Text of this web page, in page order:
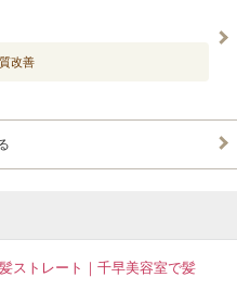
改善
ストレート｜千早美容室で髪